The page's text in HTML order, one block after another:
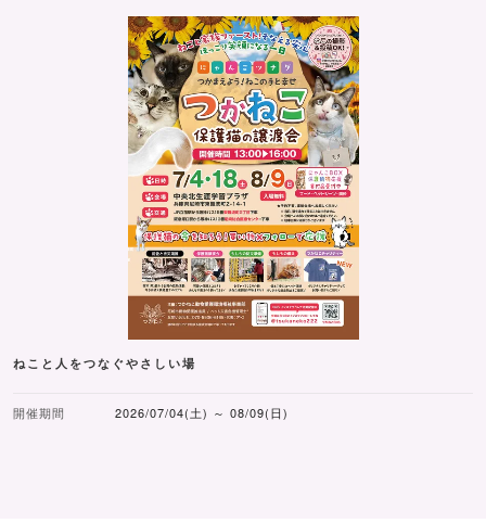
ねこと人をつなぐやさしい場
開催期間 2026/07/04(土) ～ 08/09(日)